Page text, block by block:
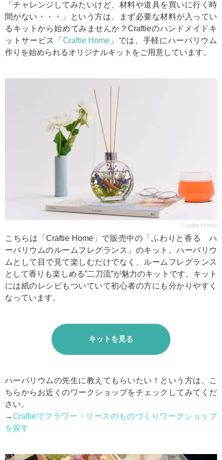
「チャレンジしてみたいけど、材料や道具を買いに行く時
間がない・・・」という方は、まず必要な材料が入ってい
るキットから始めてみませんか？Craftieのハンドメイドキ
ットサービス「 Craftie Home 」では、手軽にハーバリウム
作りを始められるオリジナルキットをご用意しています。
Craftie Home
こちらは「Craftie Home」で販売中の「ふわりと香る ハ
ーバリウムのルームフレグランス」のキット。ハーバリウ
ムとして目で見て楽しむだけでなく、ルームフレグランス
として香りも楽しめる”二刀流”が魅力のキットです。キット
には紙のレシピもついていて初心者の方にも分かりやすく
なっています。
キットを見る
ハーバリウムの先生に教えてもらいたい！という方は、こ
ちらからお近くのワークショップをチェックしてみてくだ
さい。
→Craftieでフラワー・リースのものづくりワークショップ
を探す